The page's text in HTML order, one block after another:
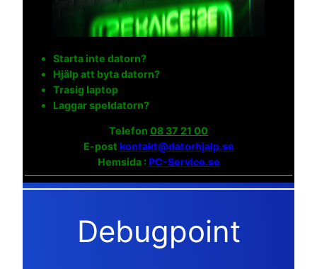
Starta inte datorn?
Hjälp att byta datorn?
Trasig laptop
Laggar speldatorn?
Telefon 08 37 21 00
E-post kontakt@datorhjalp.se
Hemsida :PC-Service.se
Debugpoint